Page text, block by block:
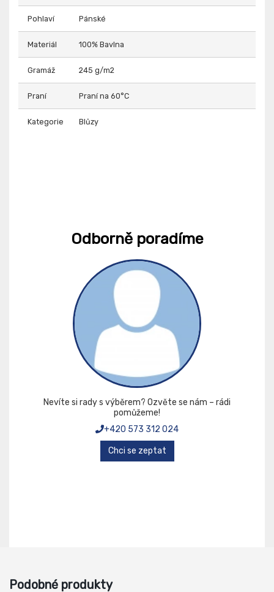
Pohlaví Pánské
Materiál 100% Bavlna
Gramáž 245 g/m2
Praní Praní na 60°C
Kategorie Blůzy
Odborně poradíme
Nevíte si rady s výběrem? Ozvěte se nám – rádi
pomůžeme!
+420 573 312 024
Chci se zeptat
Podobné produkty